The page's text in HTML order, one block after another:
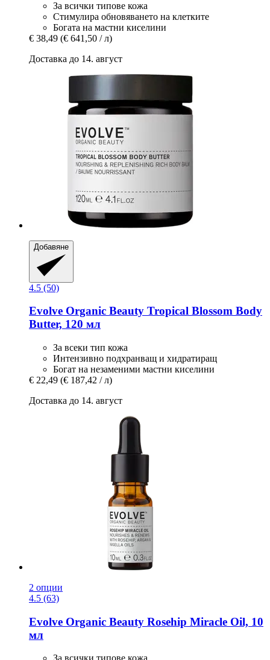
За всички типове кожа
Стимулира обновяването на клетките
Богата на мастни киселини
€ 38,49 (€ 641,50 / л)
Доставка до 14. август
Добавяне
4.5 (50)
Evolve Organic Beauty Tropical Blossom Body
Butter, 120 мл
За всеки тип кожа
Интензивно подхранващ и хидратиращ
Богат на незаменими мастни киселини
€ 22,49 (€ 187,42 / л)
Доставка до 14. август
2 опции
4.5 (63)
Evolve Organic Beauty Rosehip Miracle Oil, 10
мл